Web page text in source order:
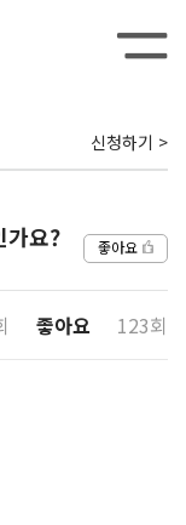
신청하기 >
가요? 좋아요
좋아요 123회